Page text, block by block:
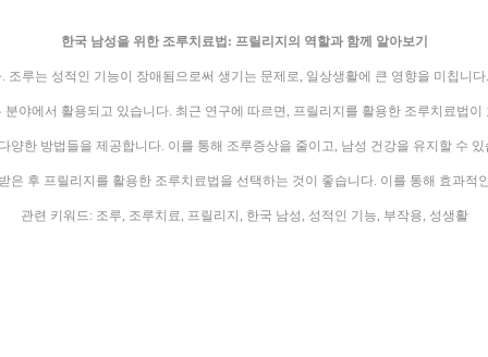
한국 남성을 위한 조루치료법: 프릴리지의 역할과 함께 알아보기
루는 성적인 기능이 장애됨으로써 생기는 문제로, 일상생활에 큰 영향을 미칩니
야에서 활용되고 있습니다. 최근 연구에 따르면, 프릴리지를 활용한 조루치료법
한 방법들을 제공합니다. 이를 통해 조루증상을 줄이고, 남성 건강을 유지할 수
후 프릴리지를 활용한 조루치료법을 선택하는 것이 좋습니다. 이를 통해 효과적
관련 키워드: 조루, 조루치료, 프릴리지, 한국 남성, 성적인 기능, 부작용, 성생활